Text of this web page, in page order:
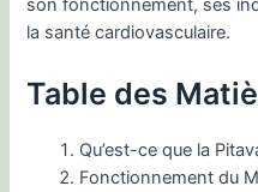
son fonctionnement, ses
la santé cardiovasculaire.
Table des
Qu’est-ce que la
Fonctionnement du